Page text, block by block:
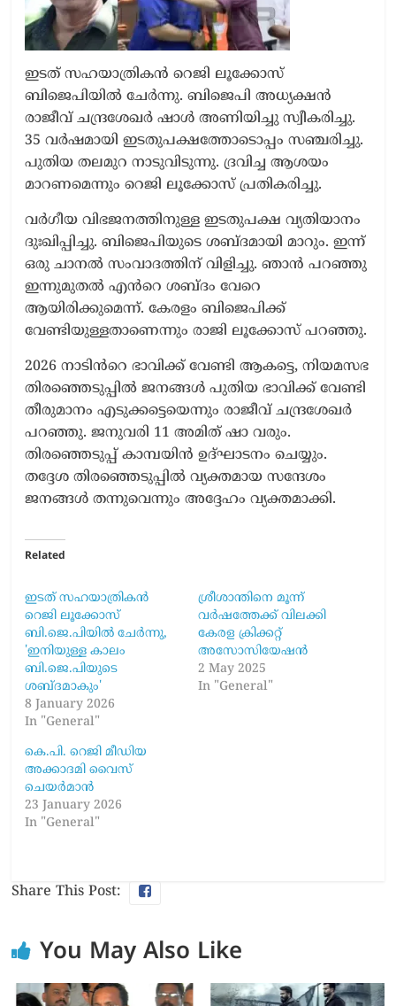
ഇടത് സഹയാത്രികൻ റെജി ലൂക്കോസ്
ബിജെപിയിൽ ചേർന്നു. ബിജെപി അധ്യക്ഷൻ
രാജീവ് ചന്ദ്രശേഖർ ഷാൾ അണിയിച്ചു സ്വീകരിച്ചു.
35 വർഷമായി ഇടതുപക്ഷത്തോടൊപ്പം സഞ്ചരിച്ചു.
പുതിയ തലമുറ നാടുവിടുന്നു. ദ്രവിച്ച ആശയം
മാറണമെന്നും റെജി ലൂക്കോസ് പ്രതികരിച്ചു.
വർഗീയ വിഭജനത്തിനുള്ള ഇടതുപക്ഷ വ്യതിയാനം
ദുഃഖിപ്പിച്ചു. ബിജെപിയുടെ ശബ്ദമായി മാറും. ഇന്ന്
ഒരു ചാനൽ സംവാദത്തിന് വിളിച്ചു. ഞാൻ പറഞ്ഞു
ഇന്നുമുതൽ എൻറെ ശബ്ദം വേറെ
ആയിരിക്കുമെന്ന്. കേരളം ബിജെപിക്ക്
വേണ്ടിയുള്ളതാണെന്നും രാജി ലൂക്കോസ് പറഞ്ഞു.
2026 നാടിൻറെ ഭാവിക്ക് വേണ്ടി ആകട്ടെ, നിയമസഭ
തിരഞ്ഞെടുപ്പിൽ ജനങ്ങൾ പുതിയ ഭാവിക്ക് വേണ്ടി
തീരുമാനം എടുക്കട്ടെയെന്നും രാജീവ് ചന്ദ്രശേഖർ
പറഞ്ഞു. ജനുവരി 11 അമിത് ഷാ വരും.
തിരഞ്ഞെടുപ്പ് കാമ്പയിൻ ഉദ്ഘാടനം ചെയ്യും.
തദ്ദേശ തിരഞ്ഞെടുപ്പിൽ വ്യക്തമായ സന്ദേശം
ജനങ്ങൾ തന്നുവെന്നും അദ്ദേഹം വ്യക്തമാക്കി.
Related
ഇടത് സഹയാത്രികൻ
റെജി ലൂക്കോസ്
ബി.ജെ.പിയിൽ ചേർന്നു,
'ഇനിയുള്ള കാലം
ബി.ജെ.പിയുടെ
ശബ്ദമാകും'
8 January 2026
In "General"
ശ്രീശാന്തിനെ മൂന്ന്
വർഷത്തേക്ക് വിലക്കി
കേരള ക്രിക്കറ്റ്
അസോസിയേഷൻ
2 May 2025
In "General"
കെ.പി. റെജി മീഡിയ
അക്കാദമി വൈസ്
ചെയർമാൻ
23 January 2026
In "General"
Share This Post:
You May Also Like